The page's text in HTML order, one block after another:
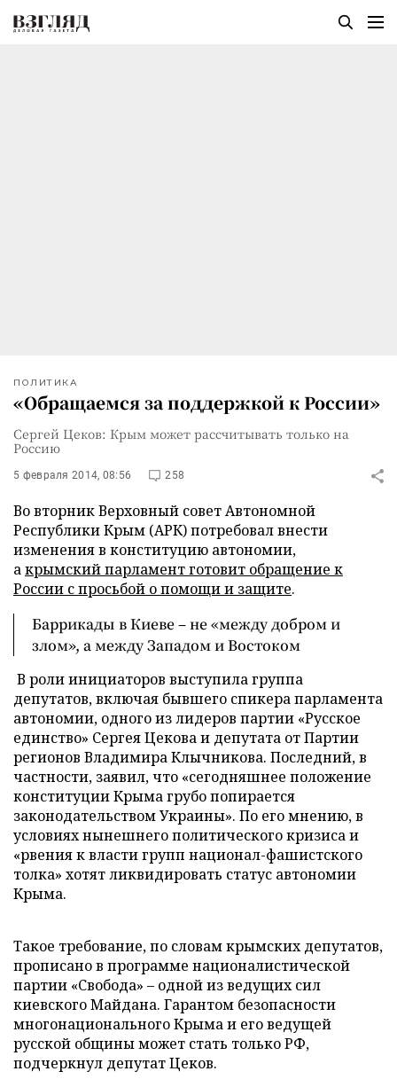
ПОЛИТИКА
«Обращаемся за поддержкой к России»
Сергей Цеков: Крым может рассчитывать только на
Россию
5 февраля 2014, 08:56 258
Во вторник Верховный совет Автономной
Республики Крым (АРК) потребовал внести
изменения в конституцию автономии,
акрымский парламент готовит обращение к
России с просьбой о помощи и защите.
Баррикады в Киеве – не «между добром и
злом», а между Западом и Востоком
В роли инициаторов выступила группа
депутатов, включая бывшего спикера парламента
автономии, одного из лидеров партии «Русское
единство» Сергея Цекова и депутата от Партии
регионов Владимира Клычникова. Последний, в
частности, заявил, что «сегодняшнее положение
конституции Крыма грубо попирается
законодательством Украины». По его мнению, в
условиях нынешнего политического кризиса и
«рвения к власти групп национал-фашистского
толка» хотят ликвидировать статус автономии
Крыма.
Такое требование, по словам крымских депутатов,
прописано в программе националистической
партии «Свобода» – одной из ведущих сил
киевского Майдана. Гарантом безопасности
многонационального Крыма и его ведущей
русской общины может стать только РФ,
подчеркнул депутат Цеков.